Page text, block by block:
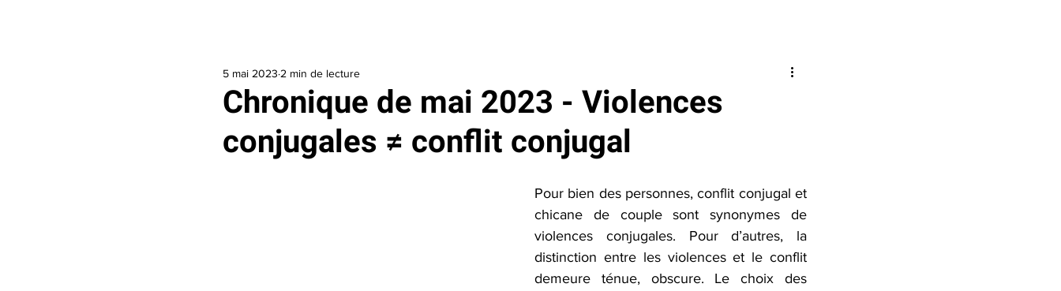
Chronique de mai 2023 - Violences
conjugales ≠ conflit conjugal
5 mai 2023 2 min de lecture
Pour bien des personnes, conflit conjugal et
chicane de couple sont synonymes de
violences conjugales. Pour d’autres, la
distinction entre les violences et le conflit
demeure ténue, obscure. Le choix des